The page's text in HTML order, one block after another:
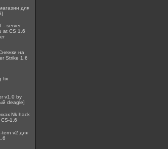
для
- server
at CS 1.6
на
Strike 1.6
fix
v1.0 by
deagle]
Nk hack
1.6
tern v2 для